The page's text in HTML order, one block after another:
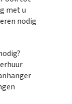
met u
nodig